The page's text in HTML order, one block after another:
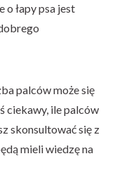
o łapy psa jest
palców może się
ciekawy, ile palców
skonsultować się z
mieli wiedzę na